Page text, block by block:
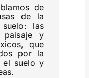
de
de la
las
paisaje y
que
por la
el suelo y